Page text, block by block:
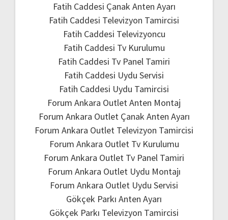
Fatih Caddesi Çanak Anten Ayarı
Fatih Caddesi Televizyon Tamircisi
Fatih Caddesi Televizyoncu
Fatih Caddesi Tv Kurulumu
Fatih Caddesi Tv Panel Tamiri
Fatih Caddesi Uydu Servisi
Fatih Caddesi Uydu Tamircisi
Forum Ankara Outlet Anten Montaj
Forum Ankara Outlet Çanak Anten Ayarı
Forum Ankara Outlet Televizyon Tamircisi
Forum Ankara Outlet Tv Kurulumu
Forum Ankara Outlet Tv Panel Tamiri
Forum Ankara Outlet Uydu Montajı
Forum Ankara Outlet Uydu Servisi
Gökçek Parkı Anten Ayarı
Gökçek Parkı Televizyon Tamircisi